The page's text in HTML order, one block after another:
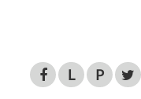
L P